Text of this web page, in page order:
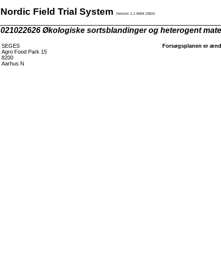
Nordic Field Trial System Version: 1.1.9684.19810
021022626 Økologiske sortsblandinger og heterogent
SEGES
Agro Food Park 15
8200
Aarhus N
Forsøgsplanen er